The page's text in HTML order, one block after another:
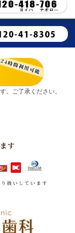
。ご了承ください。